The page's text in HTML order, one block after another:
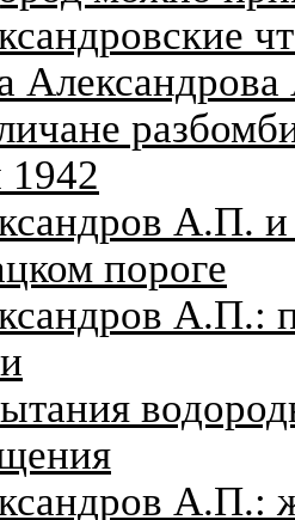
1942
А.П.
пороге
А.П.:
А.П.: